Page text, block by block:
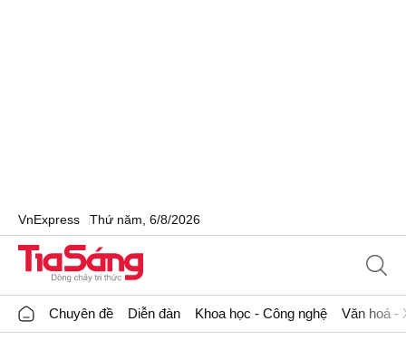
VnExpress Thứ năm, 6/8/2026
Chuyên đề Diễn đàn Khoa học - Công nghệ Văn hoá -